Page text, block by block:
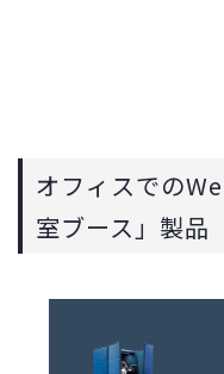
オフィスでの
室ブース」製品